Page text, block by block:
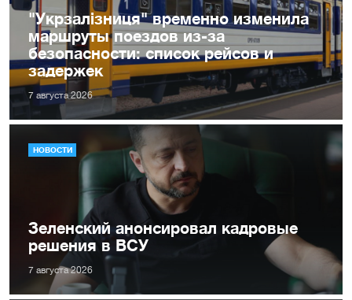
"Укрзалізниця" временно изменила
маршруты поездов из-за
безопасности: список рейсов и
задержек
7 августа 2026
НОВОСТИ
Зеленский анонсировал кадровые
решения в ВСУ
7 августа 2026